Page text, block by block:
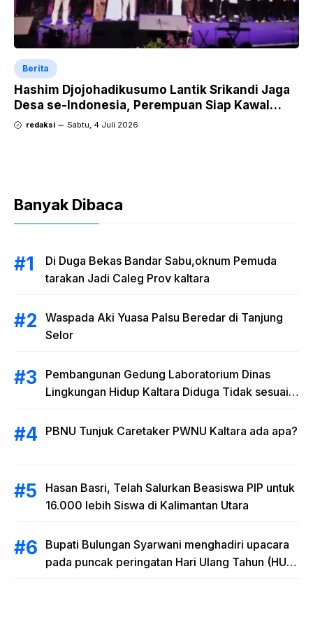
Berita
Hashim Djojohadikusumo Lantik Srikandi Jaga
Desa se-Indonesia, Perempuan Siap Kawal
Program Strategis Prabowo
redaksi Sabtu, 4 Juli 2026
Banyak Dibaca
Di Duga Bekas Bandar Sabu,oknum Pemuda
tarakan Jadi Caleg Prov kaltara
Waspada Aki Yuasa Palsu Beredar di Tanjung
Selor
Pembangunan Gedung Laboratorium Dinas
Lingkungan Hidup Kaltara Diduga Tidak sesuai
PBNU Tunjuk Caretaker PWNU Kaltara ada apa?
Hasan Basri, Telah Salurkan Beasiswa PIP untuk
16.000 lebih Siswa di Kalimantan Utara
Bupati Bulungan Syarwani menghadiri upacara
pada puncak peringatan Hari Ulang Tahun (HUT)